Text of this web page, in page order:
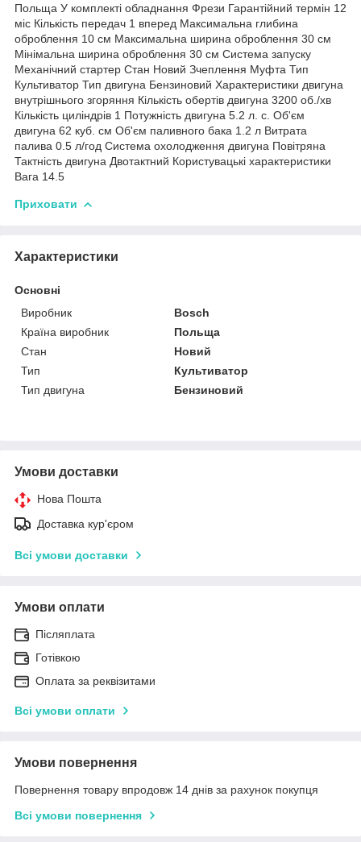
Польща У комплекті обладнання Фрези Гарантійний термін 12
міс Кількість передач 1 вперед Максимальна глибина
оброблення 10 см Максимальна ширина оброблення 30 см
Мінімальна ширина оброблення 30 см Система запуску
Механічний стартер Стан Новий Зчеплення Муфта Тип
Культиватор Тип двигуна Бензиновий Характеристики двигуна
внутрішнього згоряння Кількість обертів двигуна 3200 об./хв
Кількість циліндрів 1 Потужність двигуна 5.2 л. с. Об'єм
двигуна 62 куб. см Об'єм паливного бака 1.2 л Витрата
палива 0.5 л/год Система охолодження двигуна Повітряна
Тактність двигуна Двотактний Користувацькі характеристики
Вага 14.5
Приховати
Характеристики
Основні
Виробник
Bosch
Країна виробник
Польща
Стан
Новий
Тип
Культиватор
Тип двигуна
Бензиновий
Умови доставки
Нова Пошта
Доставка кур'єром
Всі умови доставки
Умови оплати
Післяплата
Готівкою
Оплата за реквізитами
Всі умови оплати
Умови повернення
Повернення товару впродовж 14 днів за рахунок покупця
Всі умови повернення